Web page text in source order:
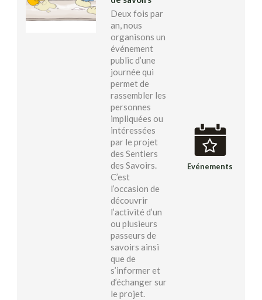
Deux fois par
an, nous
organisons un
événement
public d’une
journée qui
permet de
rassembler les
personnes
impliquées ou
intéressées
par le projet
des Sentiers
des Savoirs.
C’est
l’occasion de
découvrir
l’activité d’un
ou plusieurs
passeurs de
savoirs ainsi
que de
s’informer et
d’échanger sur
le projet.
Evénements